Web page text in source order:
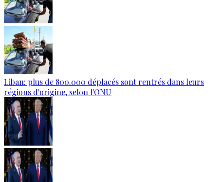
Liban: plus de 800.000 déplacés sont rentrés dans leurs
régions d'origine, selon l'ONU